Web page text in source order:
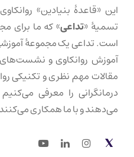
این «قاعدهٔ بنیادین»
تسمیهٔ «تداعی» که ما برای
است. تداعی یک مجموعهٔ
آموزش روانکاوی و
مقالات مهم نظری و تکنیکی
درمانگرانی را معرفی
می‌دهند و با ما همکاری
Twitter
Instagram
LinkedIn
Youtube